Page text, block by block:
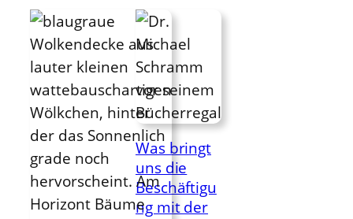
Was bringt
uns die
Beschäftigu
ng mit der